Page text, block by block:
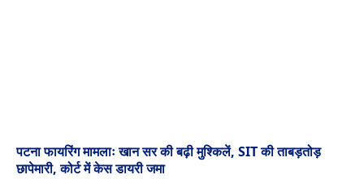
पटना फायरिंग मामलाः खान सर की बढ़ी मुश्किलें, SIT की ताबड़तोड़
छापेमारी, कोर्ट में केस डायरी जमा